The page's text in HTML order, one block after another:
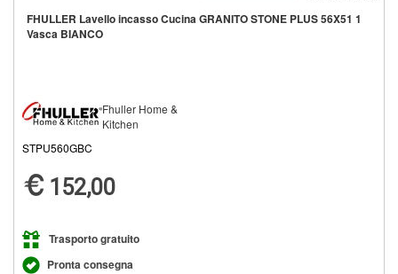
FHULLER Lavello incasso Cucina GRANITO STONE PLUS 56X51 1
Vasca BIANCO
Fhuller Home &
Kitchen
STPU560GBC
152,00
Trasporto gratuito
Pronta consegna